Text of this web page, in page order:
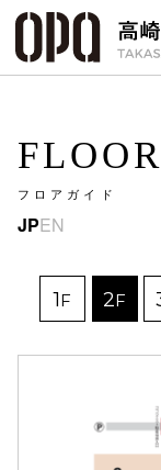
フロアガイド
JPEN
1F 2F